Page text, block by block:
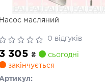
Насос масляний
0 відгуків
3 305₴
сьогодні
закінчується
Артикул: